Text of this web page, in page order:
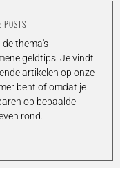
POSTS
thema's
geldtips. Je vindt
artikelen op onze
bent of omdat je
op bepaalde
rond.